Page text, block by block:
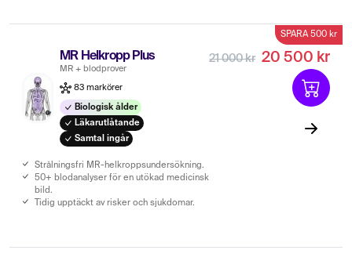
SPARA 500 kr
MR Helkropp Plus
MR + blodprover
83 markörer
Biologisk ålder
Läkarutlåtande
Samtal ingår
Strålningsfri MR-helkroppsundersökning.
50+ blodanalyser för en utökad medicinsk
bild.
Tidig upptäckt av risker och sjukdomar.
21 000 kr 20 500 kr